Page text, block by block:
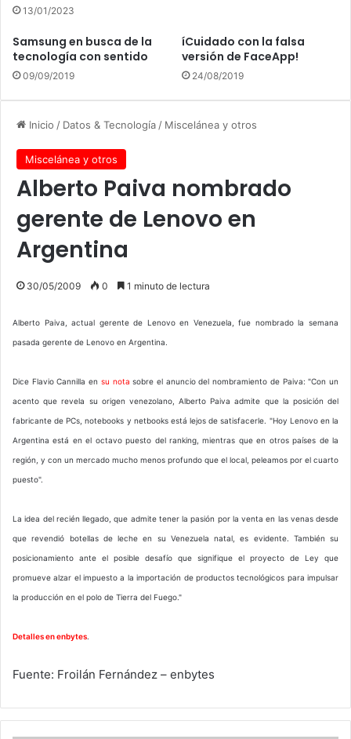
13/01/2023
Samsung en busca de la
tecnología con sentido
09/09/2019
íCuidado con la falsa
versión de FaceApp!
24/08/2019
Inicio / Datos & Tecnología / Miscelánea y otros
Miscelánea y otros
Alberto Paiva nombrado
gerente de Lenovo en
Argentina
30/05/2009 0 1 minuto de lectura
Alberto Paiva, actual gerente de Lenovo en Venezuela, fue nombrado la semana
pasada gerente de Lenovo en Argentina.
Dice Flavio Cannilla en su nota sobre el anuncio del nombramiento de Paiva: "Con un
acento que revela su origen venezolano, Alberto Paiva admite que la posición del
fabricante de PCs, notebooks y netbooks está lejos de satisfacerle. "Hoy Lenovo en la
Argentina está en el octavo puesto del ranking, mientras que en otros países de la
región, y con un mercado mucho menos profundo que el local, peleamos por el cuarto
puesto".
La idea del recién llegado, que admite tener la pasión por la venta en las venas desde
que revendió botellas de leche en su Venezuela natal, es evidente. También su
posicionamiento ante el posible desafío que signifique el proyecto de Ley que
promueve alzar el impuesto a la importación de productos tecnológicos para impulsar
la producción en el polo de Tierra del Fuego."
Detalles en enbytes
Fuente: Froilán Fernández – enbytes